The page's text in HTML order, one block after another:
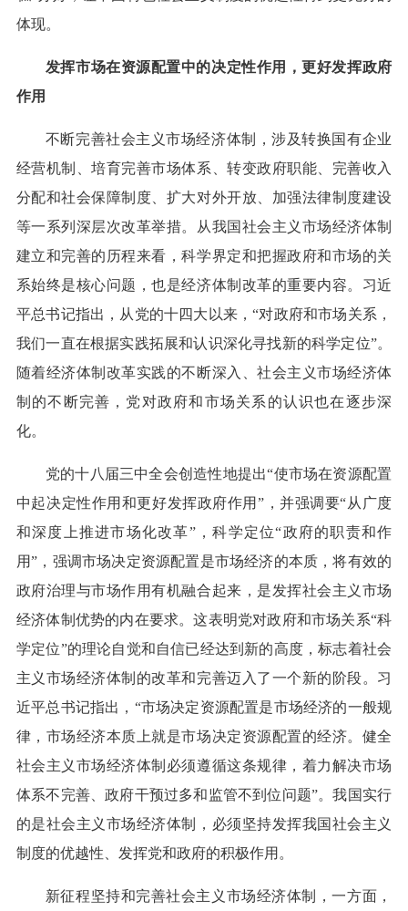
体现。
发挥市场在资源配置中的决定性作用，更好发挥政府
作用
不断完善社会主义市场经济体制，涉及转换国有企业
经营机制、培育完善市场体系、转变政府职能、完善收入
分配和社会保障制度、扩大对外开放、加强法律制度建设
等一系列深层次改革举措。从我国社会主义市场经济体制
建立和完善的历程来看，科学界定和把握政府和市场的关
系始终是核心问题，也是经济体制改革的重要内容。习近
平总书记指出，从党的十四大以来，“对政府和市场关系，
我们一直在根据实践拓展和认识深化寻找新的科学定位”。
随着经济体制改革实践的不断深入、社会主义市场经济体
制的不断完善，党对政府和市场关系的认识也在逐步深
化。
党的十八届三中全会创造性地提出“使市场在资源配置
中起决定性作用和更好发挥政府作用”，并强调要“从广度
和深度上推进市场化改革”，科学定位“政府的职责和作
用”，强调市场决定资源配置是市场经济的本质，将有效的
政府治理与市场作用有机融合起来，是发挥社会主义市场
经济体制优势的内在要求。这表明党对政府和市场关系“科
学定位”的理论自觉和自信已经达到新的高度，标志着社会
主义市场经济体制的改革和完善迈入了一个新的阶段。习
近平总书记指出，“市场决定资源配置是市场经济的一般规
律，市场经济本质上就是市场决定资源配置的经济。健全
社会主义市场经济体制必须遵循这条规律，着力解决市场
体系不完善、政府干预过多和监管不到位问题”。我国实行
的是社会主义市场经济体制，必须坚持发挥我国社会主义
制度的优越性、发挥党和政府的积极作用。
新征程坚持和完善社会主义市场经济体制，一方面，